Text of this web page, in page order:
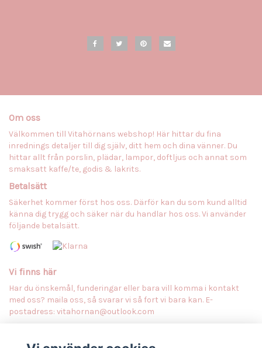
Om oss
Välkommen till Vitahörnans webshop! Här hittar du fina
inrednings detaljer till dig själv, ditt hem och dina vänner. Du
hittar allt från porslin, plädar, lampor, doftljus och annat som
smaksatt kaffe/te, godis & lakrits.
Betalsätt
Säkerhet kommer först hos oss. Därför kan du som kund alltid
känna dig trygg och säker när du handlar hos oss. Vi använder
följande betalsätt.
Vi finns här
Har du önskemål, funderingar eller bara vill komma i kontakt
med oss? maila oss, så svarar vi så fort vi bara kan. E-
postadress: vitahornan@outlook.com